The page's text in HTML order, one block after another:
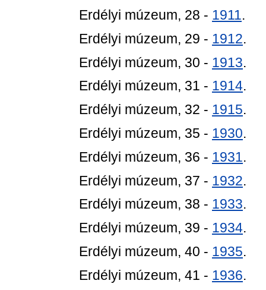
Erdélyi múzeum, 28 - 1911.
Erdélyi múzeum, 29 - 1912.
Erdélyi múzeum, 30 - 1913.
Erdélyi múzeum, 31 - 1914.
Erdélyi múzeum, 32 - 1915.
Erdélyi múzeum, 35 - 1930.
Erdélyi múzeum, 36 - 1931.
Erdélyi múzeum, 37 - 1932.
Erdélyi múzeum, 38 - 1933.
Erdélyi múzeum, 39 - 1934.
Erdélyi múzeum, 40 - 1935.
Erdélyi múzeum, 41 - 1936.